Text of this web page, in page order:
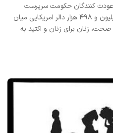
عودت کنندگان حکومت سرپرست
می‌گوید، سه تفاهمنامه به ارزش ۲ میلیون و ۴۹۸ هزار دالر امریکایی میان
زنان برای زنان و اکتید به